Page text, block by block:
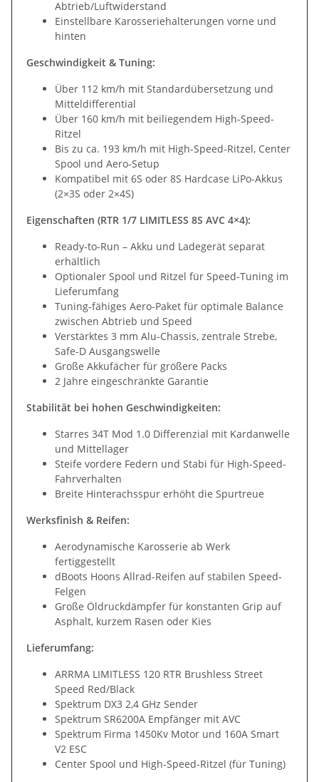
Abtrieb/Luftwiderstand
Einstellbare Karosseriehalterungen vorne und
hinten
Geschwindigkeit & Tuning:
Über 112 km/h mit Standardübersetzung und
Mitteldifferential
Über 160 km/h mit beiliegendem High-Speed-
Ritzel
Bis zu ca. 193 km/h mit High-Speed-Ritzel, Center
Spool und Aero-Setup
Kompatibel mit 6S oder 8S Hardcase LiPo-Akkus
(2×3S oder 2×4S)
Eigenschaften (RTR 1/7 LIMITLESS 8S AVC 4×4):
Ready-to-Run – Akku und Ladegerät separat
erhältlich
Optionaler Spool und Ritzel für Speed-Tuning im
Lieferumfang
Tuning-fähiges Aero-Paket für optimale Balance
zwischen Abtrieb und Speed
Verstärktes 3 mm Alu-Chassis, zentrale Strebe,
Safe-D Ausgangswelle
Große Akkufächer für größere Packs
2 Jahre eingeschränkte Garantie
Stabilität bei hohen Geschwindigkeiten:
Starres 34T Mod 1.0 Differenzial mit Kardanwelle
und Mittellager
Steife vordere Federn und Stabi für High-Speed-
Fahrverhalten
Breite Hinterachsspur erhöht die Spurtreue
Werksfinish & Reifen:
Aerodynamische Karosserie ab Werk
fertiggestellt
dBoots Hoons Allrad-Reifen auf stabilen Speed-
Felgen
Große Öldruckdämpfer für konstanten Grip auf
Asphalt, kurzem Rasen oder Kies
Lieferumfang:
ARRMA LIMITLESS 120 RTR Brushless Street
Speed Red/Black
Spektrum DX3 2,4 GHz Sender
Spektrum SR6200A Empfänger mit AVC
Spektrum Firma 1450Kv Motor und 160A Smart
V2 ESC
Center Spool und High-Speed-Ritzel (für Tuning)